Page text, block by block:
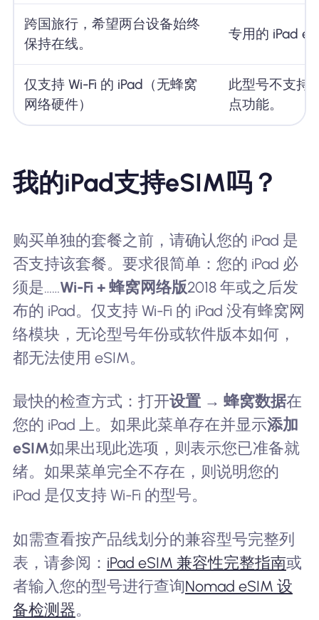
跨国旅行，希望两台设备始终
保持在线。
专用的 iPad
仅支持 Wi-Fi 的 iPad（无蜂窝
网络硬件）
此型号不支持
点功能。
我的iPad支持eSIM吗？
购买单独的套餐之前，请确认您的 iPad 是
否支持该套餐。要求很简单：您的 iPad 必
须是……Wi-Fi + 蜂窝网络版2018 年或之后发
布的 iPad。仅支持 Wi-Fi 的 iPad 没有蜂窝网
络模块，无论型号年份或软件版本如何，
都无法使用 eSIM。
最快的检查方式：打开设置 → 蜂窝数据在
您的 iPad 上。如果此菜单存在并显示添加
eSIM如果出现此选项，则表示您已准备就
绪。如果菜单完全不存在，则说明您的
iPad 是仅支持 Wi-Fi 的型号。
如需查看按产品线划分的兼容型号完整列
表，请参阅： iPad eSIM 兼容性完整指南或
者输入您的型号进行查询Nomad eSIM 设
备检测器。